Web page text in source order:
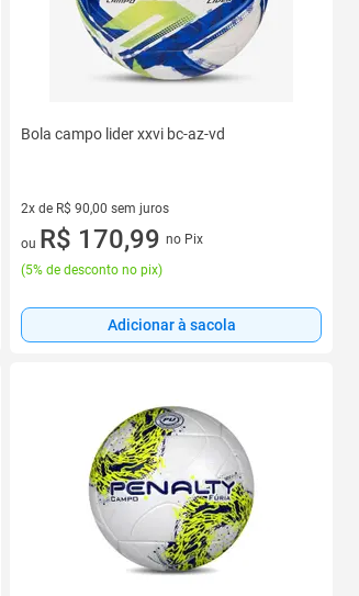
Bola campo lider xxvi bc-az-vd
2x de R$ 90,00 sem juros
2 vez de R$ 90,00 sem juros
ou R$ 170,99 no Pix
(5% de desconto no pix)
Adicionar à sacola